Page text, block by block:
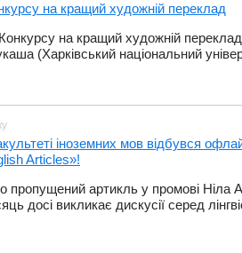
на кращий художній переклад
на кращий художній
(Харківський національний
іноземних мов відбувся
Articles»!
пропущений артикль у промові Ніла
досі викликає дискусії серед